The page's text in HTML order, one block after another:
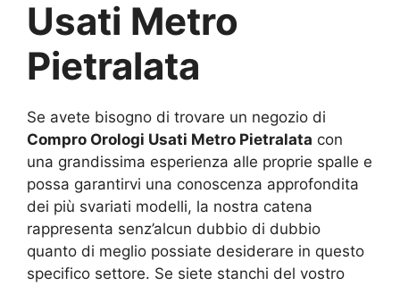
Usati Metro
Pietralata
Se avete bisogno di trovare un negozio di
Compro Orologi Usati Metro Pietralata con
una grandissima esperienza alle proprie spalle e
possa garantirvi una conoscenza approfondita
dei più svariati modelli, la nostra catena
rappresenta senz’alcun dubbio di dubbio
quanto di meglio possiate desiderare in questo
specifico settore. Se siete stanchi del vostro